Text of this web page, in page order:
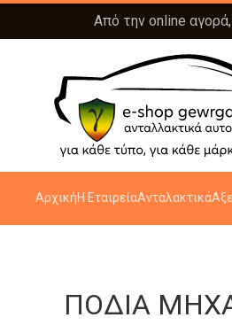
Από την online
ΑρχικήΗ ΕταιρείαΑνταλακτικά
ΠΟΔΙΑ